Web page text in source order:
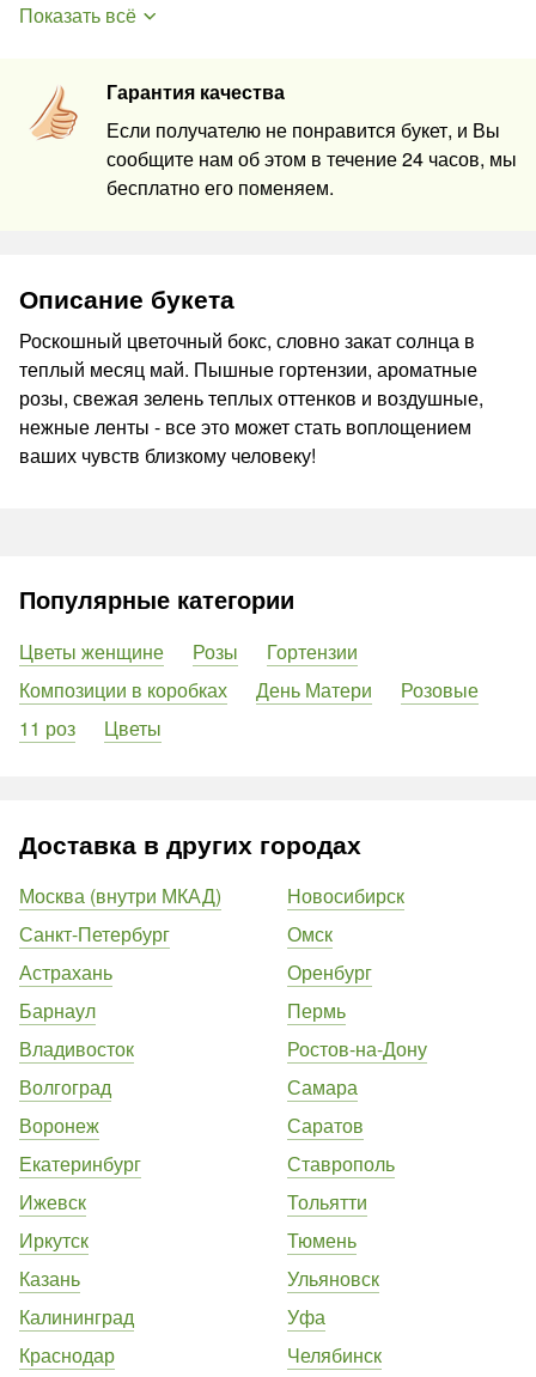
Гарантия качества
Если получателю не понравится букет, и Вы
сообщите нам об этом в течение 24 часов, мы
бесплатно его поменяем.
Показать всё
Описание букета
Роскошный цветочный бокс, словно закат солнца в
теплый месяц май. Пышные гортензии, ароматные
розы, свежая зелень теплых оттенков и воздушные,
нежные ленты - все это может стать воплощением
ваших чувств близкому человеку!
Популярные категории
Цветы женщине Розы
Гортензии
Композиции в коробках
День Матери
Розовые
11 роз
Цветы
Доставка в других городах
Москва (внутри МКАД)
Санкт-Петербург
Астрахань
Барнаул
Владивосток
Волгоград
Воронеж
Екатеринбург
Ижевск
Иркутск
Казань
Калининград
Краснодар
Новосибирск
Омск
Оренбург
Пермь
Ростов-на-Дону
Самара
Саратов
Ставрополь
Тольятти
Тюмень
Ульяновск
Уфа
Челябинск